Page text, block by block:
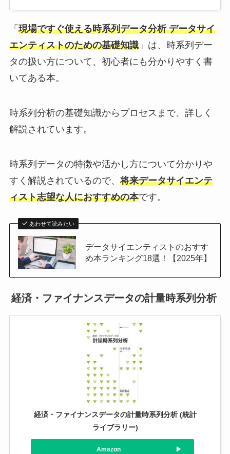
「 現場ですぐ使える時系列データ分析 データサイ
エンティストのための基礎知識」は、時系列デー
タの扱い方について、初心者にも分かりやすく書
いてある本。
時系列分析の基礎知識からプロセスまで、詳しく
解説されています。
時系列データの特徴や活かし方について分かりや
すく解説されているので、 将来データサイエンテ
ィスト志望な人におすすめの本です。
あわせて読みたい
データサイエンティストのおすす
め本ランキング18選！【2025年】
経済・ファイナンスデータの計量時系列分析
経済・ファイナンスデータの計量時系列分析 (統計
ライブラリー)
Amazon